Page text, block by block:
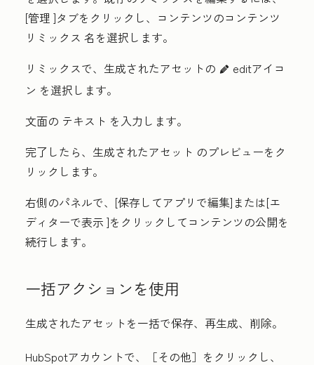
[管理 ]タブをクリックし、コンテンツのコンテンツ
リミックス 名 を選択します。
リミックスで、生成されたアセットの editIcon editアイコ
ン を選択します。
文面の テキスト を入力します。
完了したら、生成されたアセット のプレビューをク
リックします。
右側のパネルで、[保存してアプリで編集]または[エ
ディターで表示 ]をクリックしてコンテンツの公開を
続行します。
一括アクションを使用
生成されたアセットを一括で保存、再生成、削除。
HubSpotアカウントで、
［その他］をクリックし、